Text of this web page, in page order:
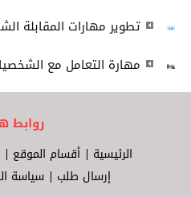
تطوير مهارات المقابلة
مهارة التعامل مع
روابط
الرئيسية أقسام الموقع
إرسال طلب
سياسة